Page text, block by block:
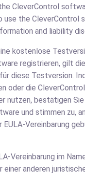
CleverControl
use the CleverControl
and liability
kostenlose
registrieren, gilt
diese Testversion.
oder die
nutzen, bestätigen Sie
und stimmen zu,
EULA-Vereinbarung
Vereinbarung im
einer anderen